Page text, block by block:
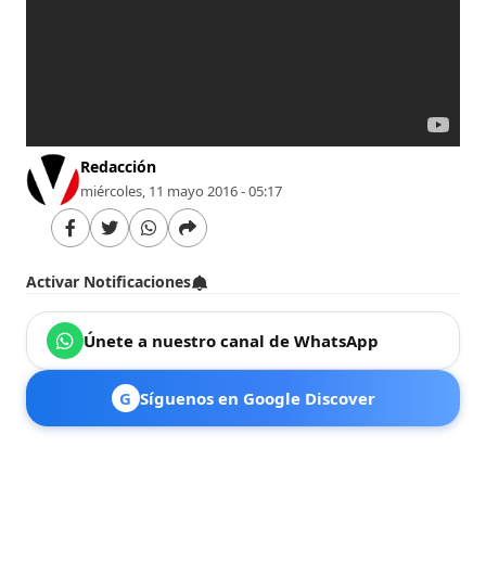
Redacción
miércoles, 11 mayo 2016 - 05:17
Activar Notificaciones
Únete a nuestro canal de WhatsApp
G Síguenos en Google Discover